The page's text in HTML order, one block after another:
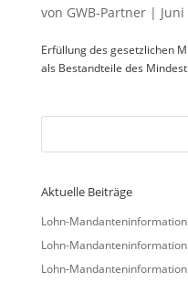
von GWB-Partner|
Erfüllung des gesetzlichen
als Bestandteile des
Aktuelle Beiträge
Lohn-
Lohn-
Lohn-